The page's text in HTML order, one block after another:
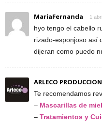
MariaFernanda 1
hyo tengo el cabello
rizado-esponjoso así
dijeran como puedo
ARLECO
Te recomendamos
– Mascarillas de
– Tratamientos y